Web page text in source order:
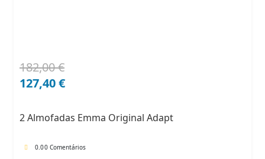
182,00€
O
preço
182,00 €.
127,40€
O
preço
127,40 €.
2 Almofadas Emma Original Adapt
0.00 Comentários